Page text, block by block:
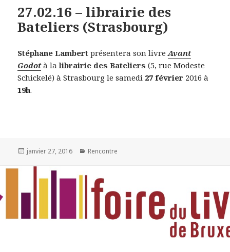
27.02.16 – librairie des
Bateliers (Strasbourg)
Stéphane Lambert présentera son livreAvant
Godotà lalibrairie des Bateliers (5, rue Modeste
Schickelé) à Strasbourg le samedi 27 février 2016 à
19h.
Publié
janvier 27, 2016 Catégories
Rencontre